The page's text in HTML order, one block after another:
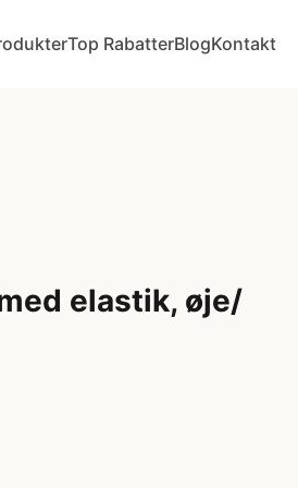
Top RabatterBlogKontakt
elastik, øje/